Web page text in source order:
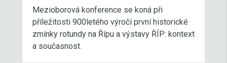
Mezioborová konference se koná při
příležitosti 900letého výročí první historické
zmínky rotundy na Řípu a výstavy ŘÍP: kontext
a současnost.